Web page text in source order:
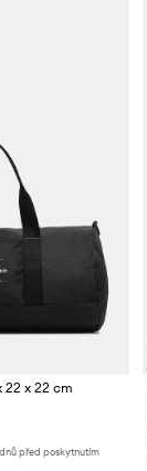
22 x 22 cm
před poskytnutím